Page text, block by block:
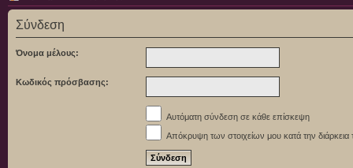
Σύνδεση
Όνομα μέλους:
Κωδικός πρόσβασης:
Αυτόματη σύνδεση σε κάθε επίσκεψη
Απόκρυψη των στοιχείων μου κατά την διάρκεια